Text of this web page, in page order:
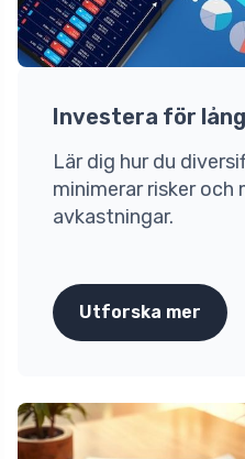
Investera för
Lär dig hur du
minimerar risker och
avkastningar.
Utforska mer